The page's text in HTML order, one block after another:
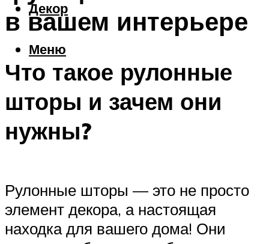
Декор
Меню
в вашем интерьере
Что такое рулонные
шторы и зачем они
нужны?
Рулонные шторы — это не просто
элемент декора, а настоящая
находка для вашего дома! Они